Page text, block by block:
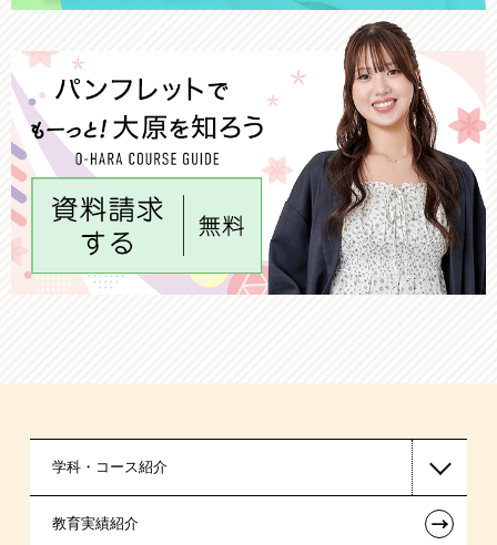
学科・コース紹介
公認会計士・税理士系
教育実績紹介 ←